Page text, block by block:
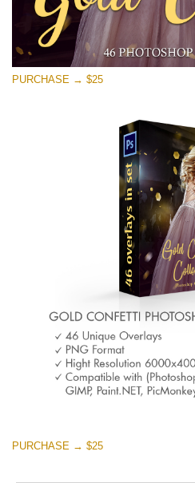
PURCHASE → $25
PURCHASE → $25